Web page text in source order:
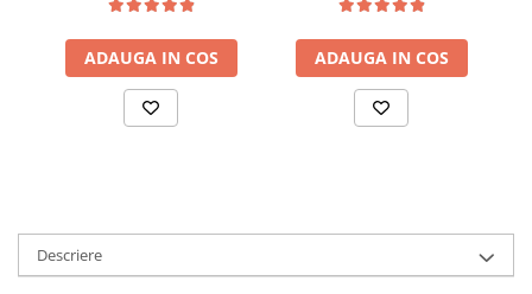
ADAUGA IN COS ADAUGA IN COS
Descriere